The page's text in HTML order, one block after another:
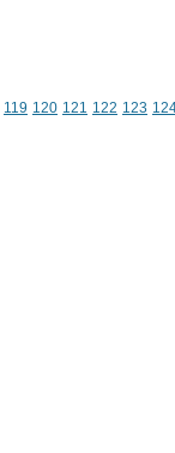
119 120 121 122 123